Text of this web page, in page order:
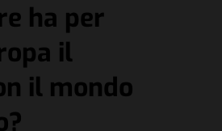
ha per
il
il mondo